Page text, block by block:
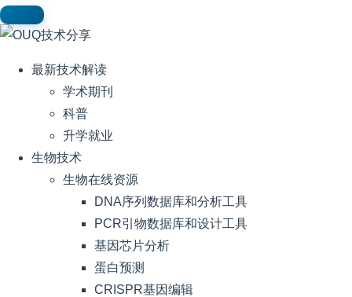
最新技术解读
学术期刊
科普
升学就业
生物技术
生物在线资源
DNA序列数据库和分析工具
PCR引物数据库和设计工具
基因芯片分析
蛋白预测
CRISPR基因编辑